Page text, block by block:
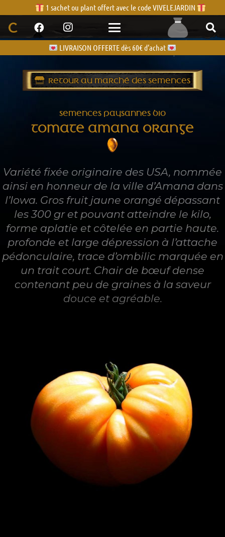
1 sachet ou plant offert avec le code VIVELEJARDIN
LIVRAISON OFFERTE dès 60€ d’achat
RETOUR AU MARCHÉ DES SEMENCES
SEMENCES PAYSANNES BIO
TOMATE AMANA ORANGE
Variété fixée originaire des USA, nommée
ainsi en honneur de la ville d’Amana dans
l’Iowa. Gros fruit jaune orangé dépassant
les 300 gr et pouvant atteindre le kilo,
forme aplatie et côtelée en partie haute.
profonde et large dépression à l’attache
pédonculaire, trace d’ombilic marquée en
un trait court. Chair de bœuf dense
contenant peu de graines à la saveur
douce et agréable.